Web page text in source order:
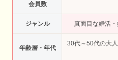
会員数
ジャンル 真面目な婚活
年齢層・年代
30代～50代の大